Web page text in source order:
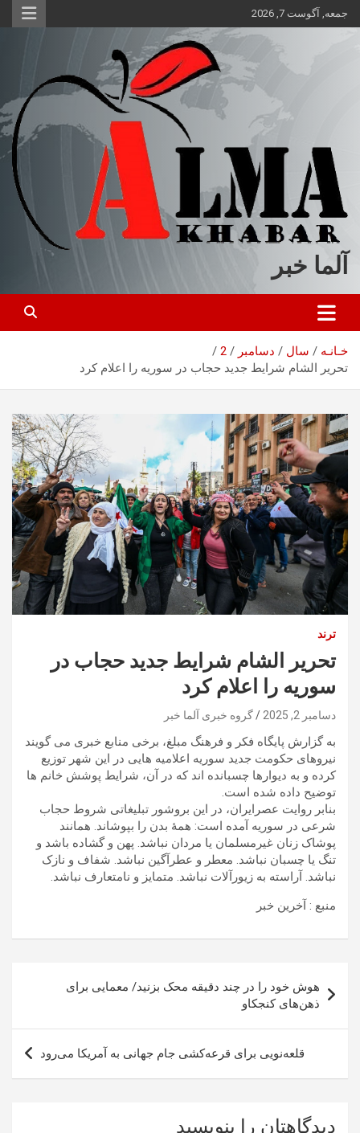
محتوا
جمعه, آگوست 7, 2026
آلما خبر
خـانـه سال دسامبر
2
تحریر الشام شرایط جدید حجاب در سوریه را اعلام کرد
ترند
تحریر الشام شرایط جدید حجاب در
سوریه را اعلام کرد
دسامبر 2, 2025 گروه خبری آلما خبر
به گزارش پایگاه فکر و فرهنگ مبلغ، برخی منابع خبری می گویند
نیروهای حکومت جدید سوریه اعلامیه هایی در این شهر توزیع
کرده و به دیوارها چسبانده اند که در آن، شرایط پوشش خانم ها
توضیح داده شده است.
بنابر روایت عصرایران، در این بروشور تبلیغاتی شروط حجاب
شرعی در سوریه آمده است: همۀ بدن را بپوشاند. همانند
پوشاک زنان غیرمسلمان یا مردان نباشد. پهن و گشاده باشد و
تنگ یا چسبان نباشد. معطر و عطرآگین نباشد. شفاف و نازک
نباشد. آراسته به زیورآلات نباشد. متمایز و نامتعارف نباشد.
منبع : آخرین خبر
نوشته
هوش خود را در چند دقیقه محک بزنید/ معمایی برای
ذهن‌های کنجکاو
قلعه‌نویی برای قرعه‌کشی جام جهانی به آمریکا می‌رود
دیدگاهتان را بنویسید